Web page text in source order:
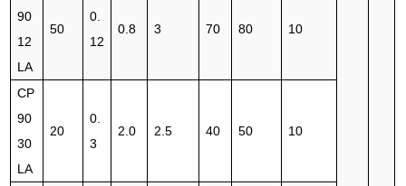
90
12
LA
50
0.
12
0.8 3 70 80 10
CP
90
30
LA
20
0.
3
2.0 2.5 40 50 10